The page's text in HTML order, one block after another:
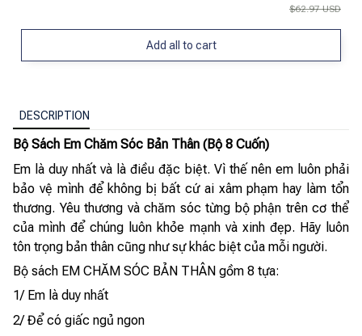
$62.97 USD
Add all to cart
DESCRIPTION
Bộ Sách Em Chăm Sóc Bản Thân (Bộ 8 Cuốn)
Em là duy nhất và là điều đặc biệt. Vì thế nên em luôn phải
bảo vệ mình để không bị bất cứ ai xâm phạm hay làm tổn
thương. Yêu thương và chăm sóc từng bộ phận trên cơ thể
của mình để chúng luôn khỏe mạnh và xinh đẹp. Hãy luôn
tôn trọng bản thân cũng như sự khác biệt của mỗi người.
Bộ sách EM CHĂM SÓC BẢN THÂN gồm 8 tựa:
1/ Em là duy nhất
2/ Để có giấc ngủ ngon